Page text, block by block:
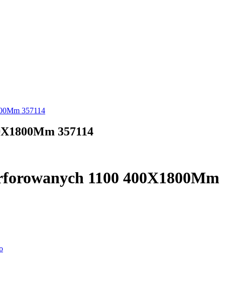
357114
357114
1100 400X1800Mm